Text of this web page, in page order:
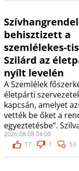
behisztizett a
szemlélekes-
Szilárd az
nyílt levelén
A Szemlélek
életpárti
kapcsán, amelyet
vették be őket a
egyeztetésbe”.
2026.08.08 04:00
17
1 53